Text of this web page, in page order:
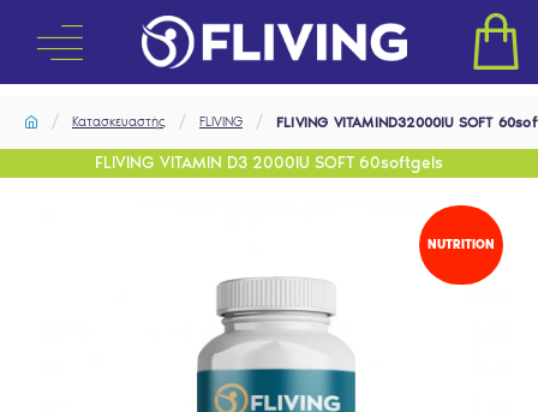
Κατασκευαστής FLIVING FLIVING VITAMIND32000IU SOFT
FLIVING VITAMIN D3 2000IU SOFT 60softgels
NUTRITION